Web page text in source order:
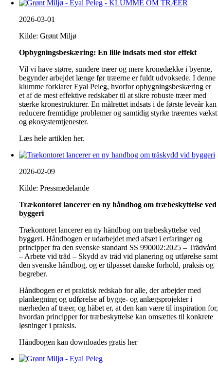
2026-03-01
Kilde: Grønt Miljø
Opbygningsbeskæring: En lille indsats med stor effekt
Vil vi have større, sundere træer og mere kronedække i byerne,
begynder arbejdet længe før træerne er fuldt udvoksede. I denne
klumme forklarer Eyal Peleg, hvorfor opbygningsbeskæring er
et af de mest effektive redskaber til at sikre robuste træer med
stærke kronestrukturer. En målrettet indsats i de første leveår kan
reducere fremtidige problemer og samtidig styrke træernes vækst
og økosystemtjenester.
Læs hele artiklen her.
2026-02-09
Kilde: Pressmedelande
Trækontoret lancerer en ny håndbog om træbeskyttelse ved
byggeri
Trækontoret lancerer en ny håndbog om træbeskyttelse ved
byggeri. Håndbogen er udarbejdet med afsæt i erfaringer og
principper fra den svenske standard SS 990002:2025 – Trädvård
– Arbete vid träd – Skydd av träd vid planering og utførelse samt
den svenske håndbog, og er tilpasset danske forhold, praksis og
begreber.
Håndbogen er et praktisk redskab for alle, der arbejder med
planlægning og udførelse af bygge- og anlægsprojekter i
nærheden af træer, og håbet er, at den kan være til inspiration for,
hvordan principper for træbeskyttelse kan omsættes til konkrete
løsninger i praksis.
Håndbogen kan downloades gratis her